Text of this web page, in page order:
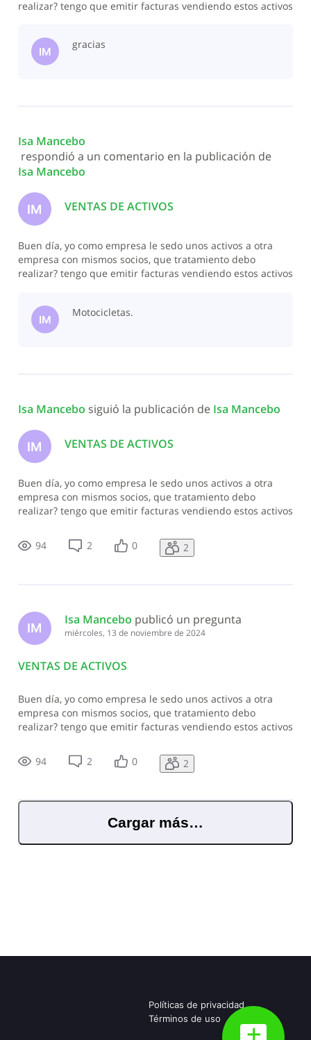
realizar? tengo que emitir facturas vendiendo estos activos
IM
gracias
Isa Mancebo
respondió a un comentario en la publicación de
Isa Mancebo
IM VENTAS DE ACTIVOS
Buen día, yo como empresa le sedo unos activos a otra
empresa con mismos socios, que tratamiento debo
realizar? tengo que emitir facturas vendiendo estos activos
IM
Motocicletas.
Isa Mancebo siguió la publicación de Isa Mancebo
IM VENTAS DE ACTIVOS
Buen día, yo como empresa le sedo unos activos a otra
empresa con mismos socios, que tratamiento debo
realizar? tengo que emitir facturas vendiendo estos activos
de este activo o alguna donación?
94 2 0 2
IM
Isa Mancebo publicó un pregunta
miércoles, 13 de noviembre de 2024
VENTAS DE ACTIVOS
Buen día, yo como empresa le sedo unos activos a otra
empresa con mismos socios, que tratamiento debo
realizar? tengo que emitir facturas vendiendo estos activos
de este activo o alguna donación?
94 2 0 2
Cargar más…
Políticas de privacidad
Términos de uso